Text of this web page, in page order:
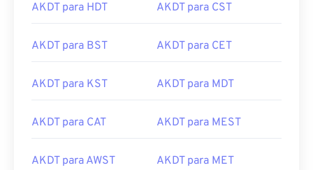
AKDT para HDT AKDT para CST
AKDT para BST AKDT para CET
AKDT para KST AKDT para MDT
AKDT para CAT AKDT para MEST
AKDT para AWST AKDT para MET